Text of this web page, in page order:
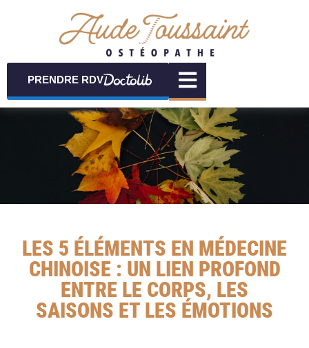
PRENDRE RDV
LES 5 ÉLÉMENTS EN MÉDECINE
CHINOISE : UN LIEN PROFOND
ENTRE LE CORPS, LES
SAISONS ET LES ÉMOTIONS